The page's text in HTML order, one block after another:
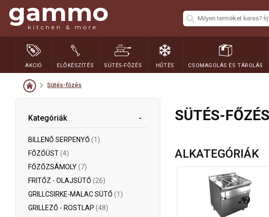
gammo
kitchen & more
AKCIÓ ELŐKÉSZÍTÉS SÜTÉS-FŐZÉS HŰTÉS CSOMAGOLÁS ÉS TÁROLÁS
Sütés-főzés
Kategóriák
BILLENŐ SERPENYŐ (1)
FŐZŐÜST(4)
FŐZŐZSÁMOLY(7)
FRITŐZ - OLAJSÜTŐ (26)
GRILLCSIRKE-MALAC SÜTŐ (1)
GRILLEZŐ - ROSTLAP (48)
SÜTÉS-FŐZÉS
ALKATEGÓRIÁK